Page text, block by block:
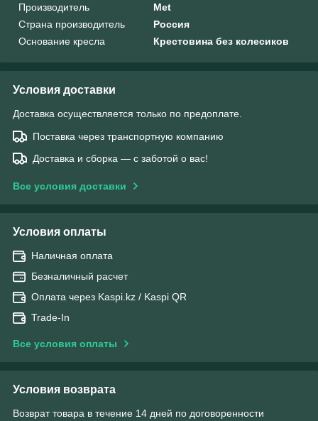
Производитель
Met
Страна производитель
Россия
Основание кресла
Крестовина без колесиков
Условия доставки
Доставка осуществляется только по предоплате.
Поставка через транспортную компанию
Доставка и сборка — с заботой о вас!
Все условия доставки
Условия оплаты
Наличная оплата
Безналичный расчет
Оплата через Kaspi.kz / Kaspi QR
Trade-In
Все условия оплаты
Условия возврата
Возврат товара в течение 14 дней по договоренности